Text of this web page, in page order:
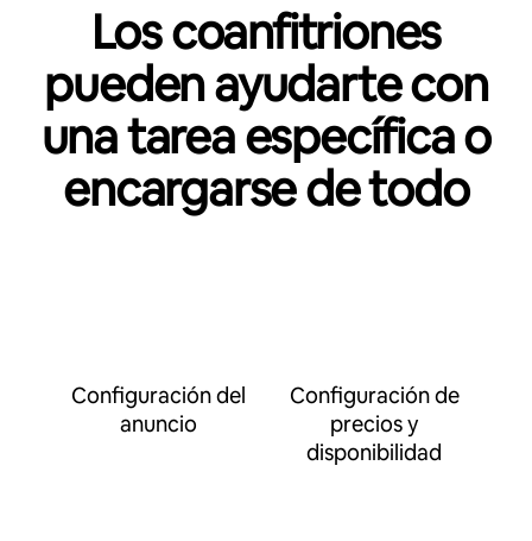
Los coanfitriones
pueden ayudarte con
una tarea específica o
encargarse de todo
Configuración del
anuncio
Configuración de
precios y
disponibilidad